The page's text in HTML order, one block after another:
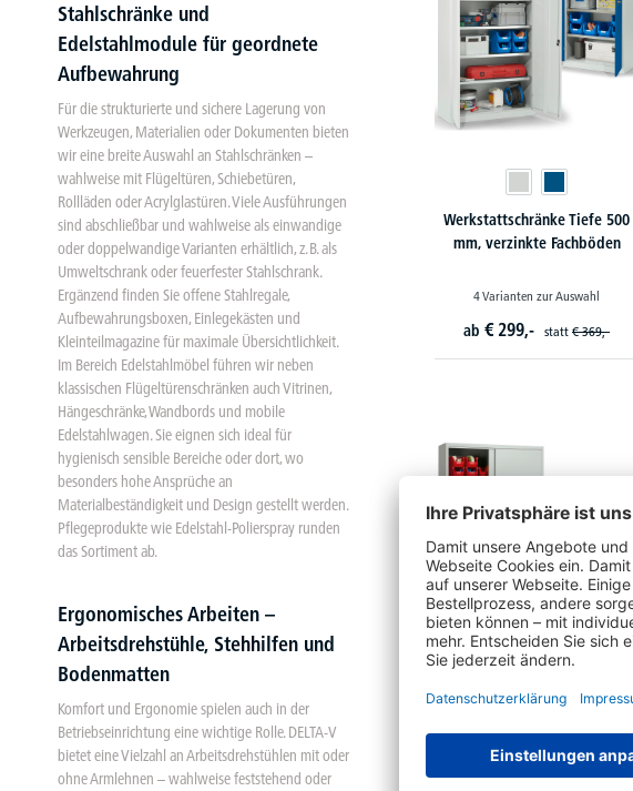
Stahlschränke und
Edelstahlmodule für geordnete
Aufbewahrung
Für die strukturierte und sichere Lagerung von
Werkzeugen, Materialien oder Dokumenten bieten
wir eine breite Auswahl an Stahlschränken –
wahlweise mit Flügeltüren, Schiebetüren,
Rollläden oder Acrylglastüren. Viele Ausführungen
sind abschließbar und wahlweise als einwandige
oder doppelwandige Varianten erhältlich, z. B. als
Umweltschrank oder feuerfester Stahlschrank.
Ergänzend finden Sie offene Stahlregale,
Aufbewahrungsboxen, Einlegekästen und
Kleinteilmagazine für maximale Übersichtlichkeit.
Im Bereich Edelstahlmöbel führen wir neben
klassischen Flügeltürenschränken auch Vitrinen,
Hängeschränke, Wandbords und mobile
Edelstahlwagen. Sie eignen sich ideal für
hygienisch sensible Bereiche oder dort, wo
besonders hohe Ansprüche an
Materialbeständigkeit und Design gestellt werden.
Pflegeprodukte wie Edelstahl-Polierspray runden
das Sortiment ab.
Ergonomisches Arbeiten –
Arbeitsdrehstühle, Stehhilfen und
Bodenmatten
Komfort und Ergonomie spielen auch in der
Betriebseinrichtung eine wichtige Rolle. DELTA-V
bietet eine Vielzahl an Arbeitsdrehstühlen mit oder
ohne Armlehnen – wahlweise feststehend oder
Werkstattschränke Tiefe 500
mm, verzinkte Fachböden
4 Varianten zur Auswahl
ab € 299,- statt € 369,-
TOP-Angebot - Schiebetüren-
Materialschränke aus Stahl